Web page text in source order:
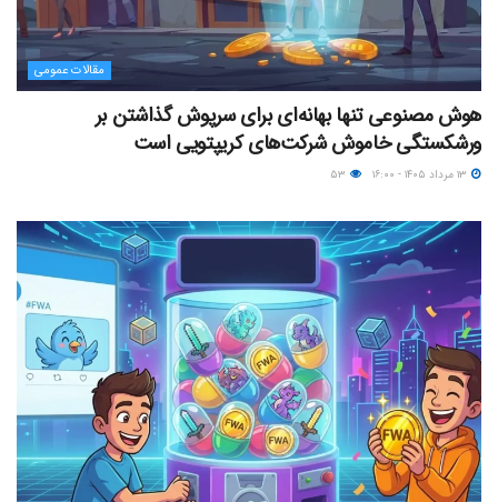
مقالات عمومی
هوش مصنوعی تنها بهانه‌ای برای سرپوش گذاشتن بر
ورشکستگی خاموش شرکت‌های کریپتویی است